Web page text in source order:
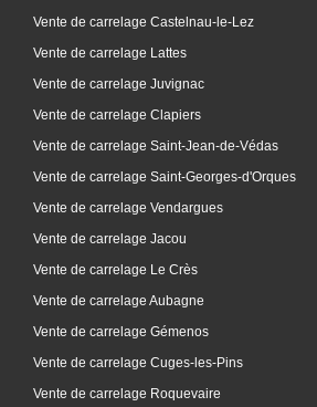
Vente de carrelage Castelnau-le-Lez
Vente de carrelage Lattes
Vente de carrelage Juvignac
Vente de carrelage Clapiers
Vente de carrelage Saint-Jean-de-Védas
Vente de carrelage Saint-Georges-d'Orques
Vente de carrelage Vendargues
Vente de carrelage Jacou
Vente de carrelage Le Crès
Vente de carrelage Aubagne
Vente de carrelage Gémenos
Vente de carrelage Cuges-les-Pins
Vente de carrelage Roquevaire